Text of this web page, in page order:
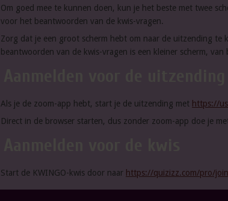
Om goed mee te kunnen doen, kun je het beste met twee
voor het beantwoorden van de kwis-vragen.
Zorg dat je een groot scherm hebt om naar de uitzending
beantwoorden van de kwis-vragen is een kleiner scherm,
Als je de zoom-app hebt, start je de uitzending met https://
Direct in de browser starten, dus zonder zoom-app doe je
Start de KWINGO-kwis door naar https://quizizz.com/pro/